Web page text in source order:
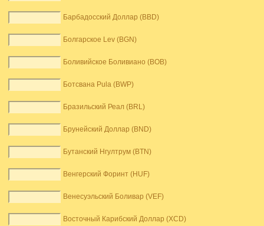
Барбадосский Доллар (BBD)
Болгарское Lev (BGN)
Боливийское Боливиано (BOB)
Ботсвана Pula (BWP)
Бразильский Реал (BRL)
Брунейский Доллар (BND)
Бутанский Нгултрум (BTN)
Венгерский Форинт (HUF)
Венесуэльский Боливар (VEF)
Восточный Карибский Доллар (XCD)